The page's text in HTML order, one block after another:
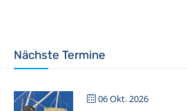
Nächste Termine
06 Okt. 2026